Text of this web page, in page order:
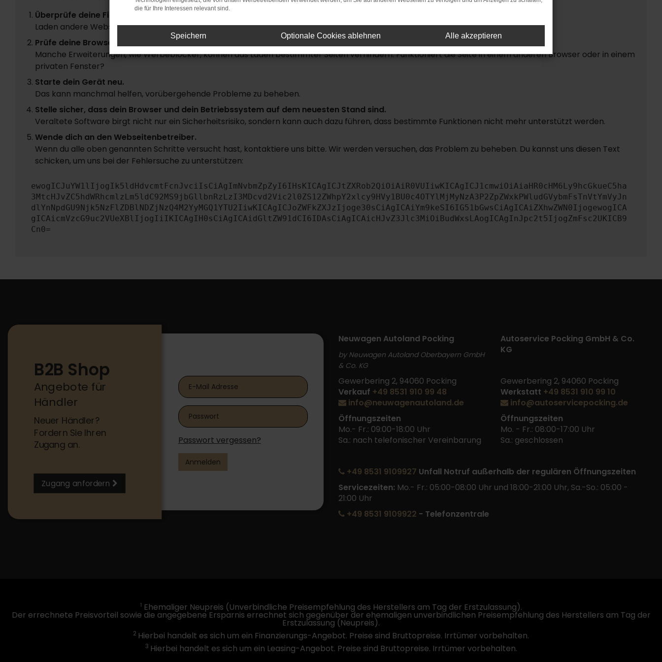
Überprüfe deine Firewall und deine Internetverbindung.
Laden andere Webseiten, zum Beispiel deine Suchmaschine?
Prüfe deine Browsererweiterungen.
Manche Erweiterungen, wie Werbeblocker, können das Laden bestimmter Seiten verhindern. Funktioniert die Seite in einem anderen Browser oder in einem
privaten Fenster?
Starte dein Gerät neu.
Das kann manchmal helfen, vorübergehende Probleme zu beheben.
Stelle sicher, dass dein Browser und dein Betriebssystem auf dem neuesten Stand sind.
Veraltete Software birgt nicht nur ein Sicherheitsrisiko, sondern kann auch dazu führen, dass bestimmte Funktionen nicht mehr unterstützt werden.
Wende dich an den Webseitenbetreiber.
Wenn du alle oben genannten Schritte versucht hast, kontaktiere uns bitte. Wir werden versuchen, das Problem zu beheben. Du kannst uns diesen Text
schicken, um uns bei der Fehlersuche zu unterstützen:
ewogICJuYW1lIjogIk5ldHdvcmtFcnJvciIsCiAgImNvbmZpZyI6IHsKICAgICJtZXRob2QiOiAiR0VUIiwKICAgICJ1cmwiOiAiaHR0cHM6Ly9hcGkueC5ha
3MtcHJvZC5hdWRhcmlzLm5ldC92MS9jbGllbnRzLzI3MDcvd2Vic2l0ZS12ZWhpY2xlcy9HVy1BU0c4OTYlMjMyNzA3P2ZpZWxkPWludGVybmFsTnVtYmVyJn
dlYnNpdGU9Njk5NzFlZDBlNDZjNzQ4M2YyMGQ1YTU2IiwKICAgICJoZWFkZXJzIjoge30sCiAgICAiYm9keSI6IG51bGwsCiAgICAiZXhwZWN0IjogewogICA
gICAicmVzcG9uc2VUeXBlIjogIiIKICAgIH0sCiAgICAidGltZW91dCI6IDAsCiAgICAicHJvZ3Jlc3MiOiBudWxsLAogICAgInJpc2t5IjogZmFsc2UKICB9
Cn0=
B2B Shop
Angebote für
Händler
Neuer Händler?
Fordern Sie Ihren
Zugang an.
Zugang anfordern
Passwort vergessen?
Anmelden
Neuwagen Autoland Pocking
by Neuwagen Autoland Oberbayern GmbH
& Co. KG
Autoservice Pocking GmbH & Co.
KG
Gewerbering 2, 94060 Pocking
Verkauf +49 8531 910 99 48
info@neuwagenautoland.de
Gewerbering 2, 94060 Pocking
Werkstatt +49 8531 910 99 10
info@autoservicepocking.de
Öffnungszeiten
Mo.- Fr.: 09:00-18:00 Uhr
Sa.: nach telefonischer Vereinbarung
Öffnungszeiten
Mo. - Fr.: 08:00-17:00 Uhr
Sa.: geschlossen
+49 8531 9109927 Unfall Notruf außerhalb der regulären Öffnungszeiten
Servicezeiten: Mo.- Fr.: 05:00-08:00 Uhr und 18:00-21:00 Uhr, Sa.-So.: 05:00 -
21:00 Uhr
+49 8531 9109922 - Telefonzentrale
1 Ehemaliger Neupreis (Unverbindliche Preisempfehlung des Herstellers am Tag der Erstzulassung).
Der errechnete Preisvorteil sowie die angegebene Ersparnis errechnet sich gegenüber der ehemaligen unverbindlichen Preisempfehlung des Herstellers am Tag der
Erstzulassung (Neupreis).
2 Hierbei handelt es sich um ein Finanzierungs-Angebot. Preise sind Bruttopreise. Irrtümer vorbehalten.
3 Hierbei handelt es sich um ein Leasing-Angebot. Preise sind Bruttopreise. Irrtümer vorbehalten.
die für Ihre Interessen relevant sind.
Speichern Optionale Cookies ablehnen Alle akzeptieren